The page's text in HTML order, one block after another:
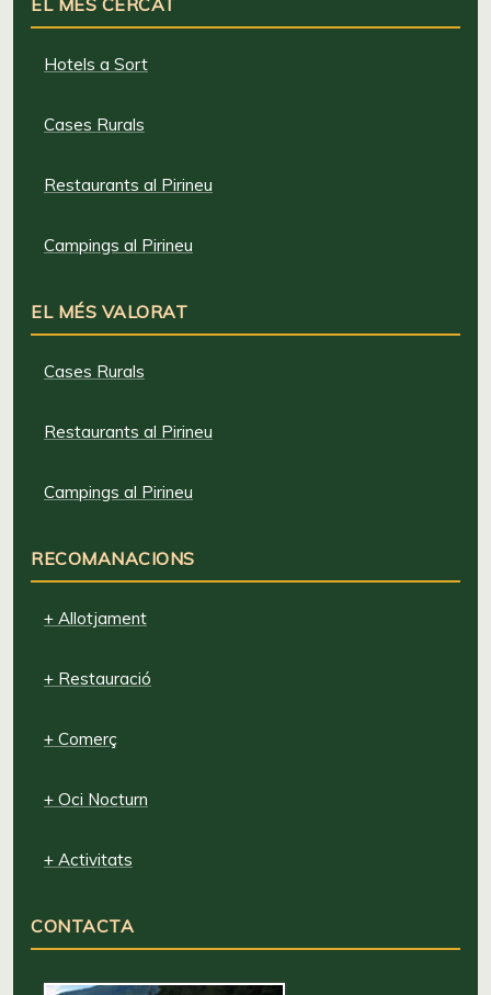
Hotels a Sort
Cases Rurals
Restaurants al Pirineu
Campings al Pirineu
EL MÉS VALORAT
Cases Rurals
Restaurants al Pirineu
Campings al Pirineu
RECOMANACIONS
+ Allotjament
+ Restauració
+ Comerç
+ Oci Nocturn
+ Activitats
CONTACTA